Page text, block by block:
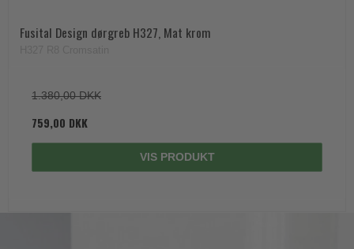
Fusital Design dørgreb H327, Mat krom
1.380,00 DKK
759,00 DKK
VIS PRODUKT